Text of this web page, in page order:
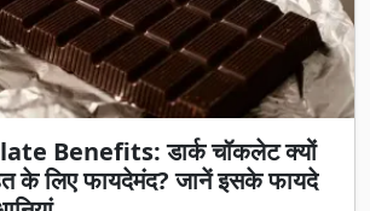
Benefits: डार्क चॉकलेट क्यों
के लिए फायदेमंद? जानें इसके फायदे